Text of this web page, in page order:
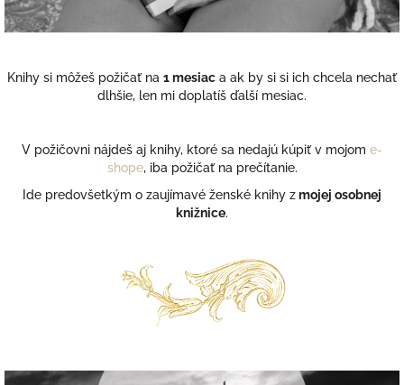
Knihy si môžeš požičať na 1 mesiac a ak by si si ich chcela nechať
dlhšie, len mi doplatíš ďalší mesiac.
V požičovni nájdeš aj knihy, ktoré sa nedajú kúpiť v mojom e-
shope, iba požičať na prečítanie.
Ide predovšetkým o zaujímavé ženské knihy zmojej osobnej
knižnice.